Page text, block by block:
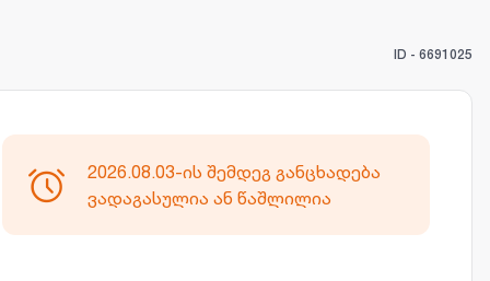
ID - 6691025
2026.08.03-ის შემდეგ განცხადება
ვადაგასულია ან წაშლილია